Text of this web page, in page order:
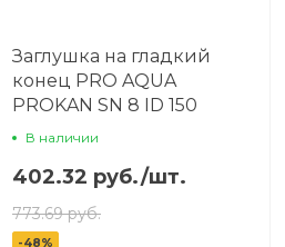
Заглушка на гладкий
конец PRO AQUA
PROKAN SN 8 ID 150
В наличии
402.32 руб./шт.
773.69 руб.
-48%